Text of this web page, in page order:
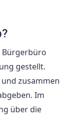
Bürgerbüro
gestellt.
zusammen
Im
über die